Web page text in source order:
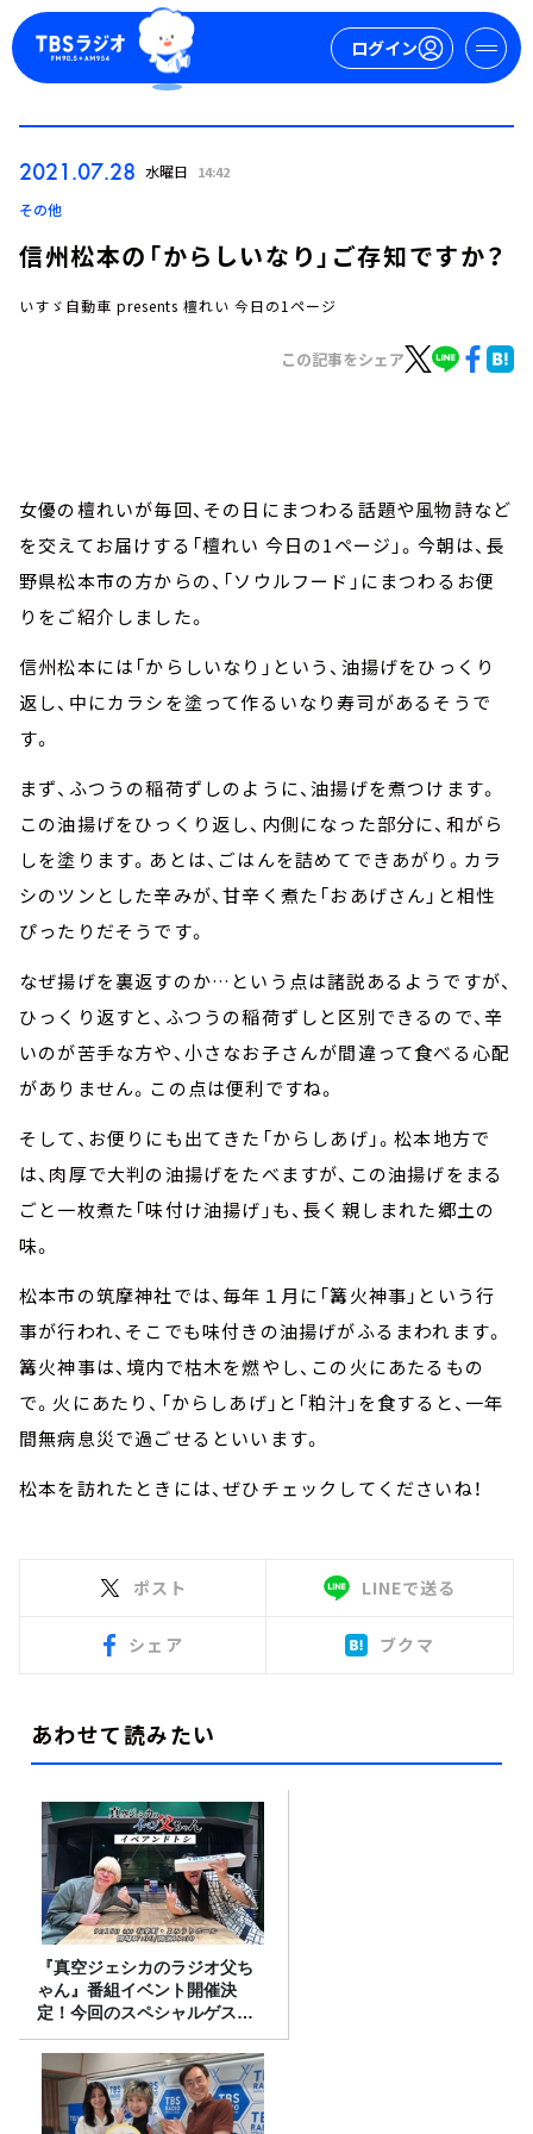
ログイン
TBS Podcast
お知らせ
イベント・グッズ
YouTube
会社情報
2021.07.28 水曜日 14:42
その他
信州松本の「からしいなり」ご存知ですか？
いすゞ自動車 presents 檀れい 今日の1ページ
この記事をシェア
女優の檀れいが毎回、その日にまつわる話題や風物詩など
を交えてお届けする「檀れい 今日の1ページ」。今朝は、長
野県松本市の方からの、「ソウルフード」にまつわるお便
りをご紹介しました。
信州松本には「からしいなり」という、油揚げをひっくり
返し、中にカラシを塗って作るいなり寿司があるそうで
す。
まず、ふつうの稲荷ずしのように、油揚げを煮つけます。
この油揚げをひっくり返し、内側になった部分に、和がら
しを塗ります。あとは、ごはんを詰めてできあがり。カラ
シのツンとした辛みが、甘辛く煮た 「おあげさん」と相性
ぴったりだそうです。
なぜ揚げを裏返すのか…という点は諸説あるようですが、
ひっくり返すと、ふつうの稲荷ずしと区別できるので、辛
いのが苦手な方や、小さなお子さんが間違って食べる心配
がありません。この点は便利ですね。
そして、お便りにも出てきた「からしあげ」。松本地方で
は、肉厚で大判の油揚げをたべますが、この油揚げをまる
ごと一枚煮た「味付け油揚げ」も、長く親しまれた郷土の
味。
松本市の筑摩神社では、毎年１月に「篝火神事」という行
事が行われ、そこでも味付きの油揚げがふるまわれます。
篝火神事は、境内で枯木を燃やし、この火にあたるもの
で。火にあたり、「からしあげ」と「粕汁」を食すると、一年
間無病息災で過ごせるといいます。
松本を訪れたときには、ぜひチェックしてくださいね！
ポスト LINEで送る
シェア ブクマ
あわせて読みたい
『真空ジェシカのラジオ父ち
ゃん』番組イベント開催決
定！今回のスペシャルゲスト
は、タカアンドトシ！